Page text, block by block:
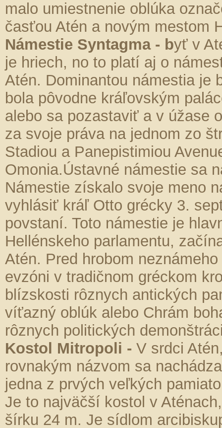
malo umiestnenie oblúka
časťou Atén a novým mestom
Námestie Syntagma - byť v
je hriech, no to platí aj o
Atén. Dominantou námestia je
bola pôvodne kráľovským
alebo sa pozastaviť a v úžase
za svoje práva na jednom zo
Stadiou a Panepistimiou
Omonia.Ústavné námestie sa
Námestie získalo svoje meno
vyhlásiť kráľ Otto grécky 3.
povstaní. Toto námestie je
Hellénskeho parlamentu,
Atén. Pred hrobom
evzóni v tradičnom gréckom
blízskosti rôznych antických
víťazný oblúk alebo Chrám
rôznych politických
Kostol Mitropoli - V srdci
rovnakým názvom sa
jedna z prvých veľkých
Je to najväčší kostol v
šírku 24 m. Je sídlom